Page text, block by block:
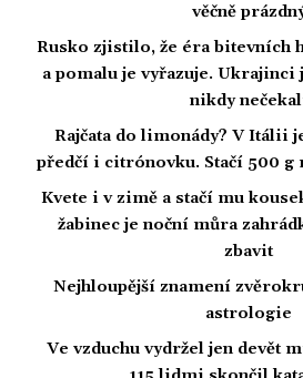
věčně
Rusko zjistilo, že éra bitevních
a pomalu je vyřazuje.
nikdy
Rajčata do limonády? V Itálii
předčí i citrónovku. Stačí 500 g
Kvete i v zimě a stačí mu
žabinec je noční můra
zbavit
Nejhloupější znamení
astrologie
Ve vzduchu vydržel jen devět